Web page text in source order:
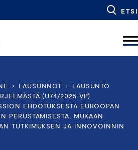
ETSI
› LAUSUNNOT ›
LAUSUNTO
(U74/2025 VP)
EHDOTUKSESTA EUROOPAN
PERUSTAMISESTA, MUKAAN
TUTKIMUKSEN JA INNOVOINNIN